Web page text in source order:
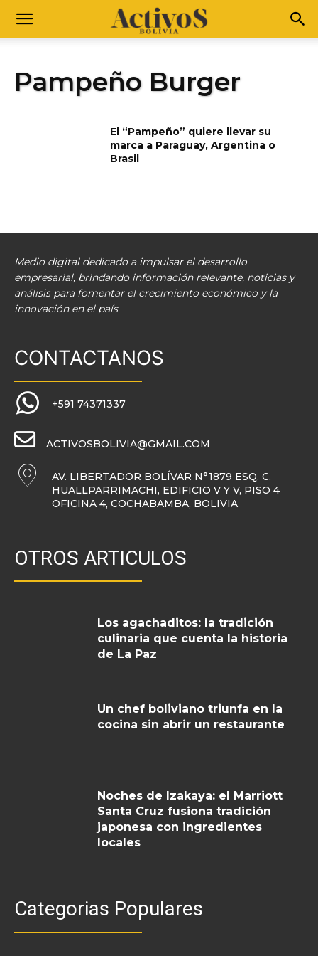
Pampeño Burger
El “Pampeño” quiere llevar su
marca a Paraguay, Argentina o
Brasil
Medio digital dedicado a impulsar el desarrollo
empresarial, brindando información relevante, noticias y
análisis para fomentar el crecimiento económico y la
innovación en el país
CONTACTANOS
+591 74371337
ACTIVOSBOLIVIA@GMAIL.COM
AV. LIBERTADOR BOLÍVAR N°1879 ESQ. C.
HUALLPARRIMACHI, EDIFICIO V Y V, PISO 4
OFICINA 4, COCHABAMBA, BOLIVIA
OTROS ARTICULOS
Los agachaditos: la tradición
culinaria que cuenta la historia
de La Paz
Un chef boliviano triunfa en la
cocina sin abrir un restaurante
Noches de Izakaya: el Marriott
Santa Cruz fusiona tradición
japonesa con ingredientes
locales
Categorias Populares